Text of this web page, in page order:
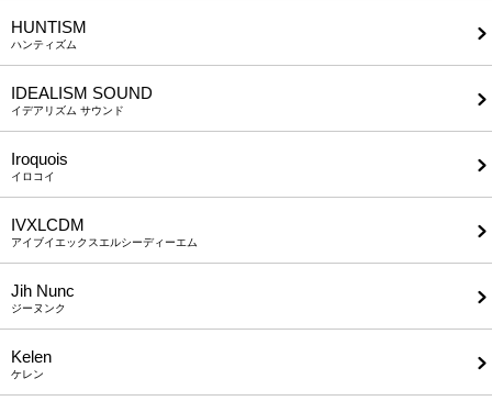
HUNTISM
ハンティズム
IDEALISM SOUND
イデアリズム サウンド
Iroquois
イロコイ
IVXLCDM
アイブイエックスエルシーディーエム
Jih Nunc
ジーヌンク
Kelen
ケレン